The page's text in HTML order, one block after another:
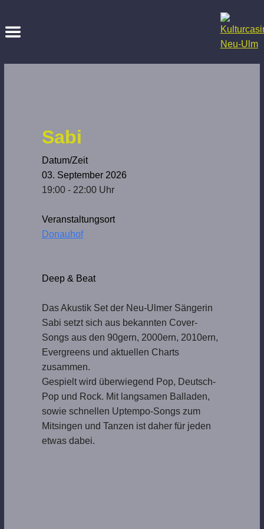
Sabi
Datum/Zeit
03. September 2026
19:00 - 22:00 Uhr
Veranstaltungsort
Donauhof
Deep & Beat
Das Akustik Set der Neu-Ulmer Sängerin
Sabi setzt sich aus bekannten Cover-
Songs aus den 90gern, 2000ern, 2010ern,
Evergreens und aktuellen Charts
zusammen.
Gespielt wird überwiegend Pop, Deutsch-
Pop und Rock. Mit langsamen Balladen,
sowie schnellen Uptempo-Songs zum
Mitsingen und Tanzen ist daher für jeden
etwas dabei.